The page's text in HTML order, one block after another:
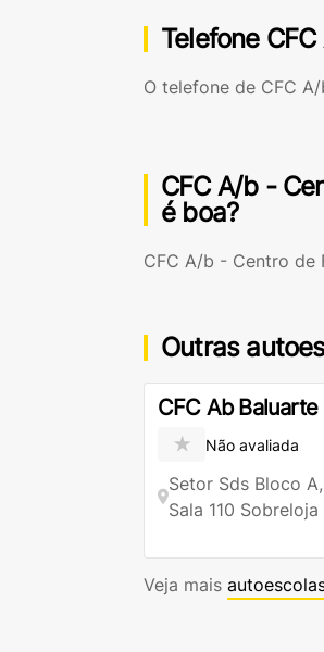
Telefone
O telefone de CFC
CFC A/b -
é boa?
CFC A/b - Centro de
Outras
CFC Ab Baluarte
★ Não avaliada
Setor Sds Bloco
Sala 110 Sobreloja
Veja mais